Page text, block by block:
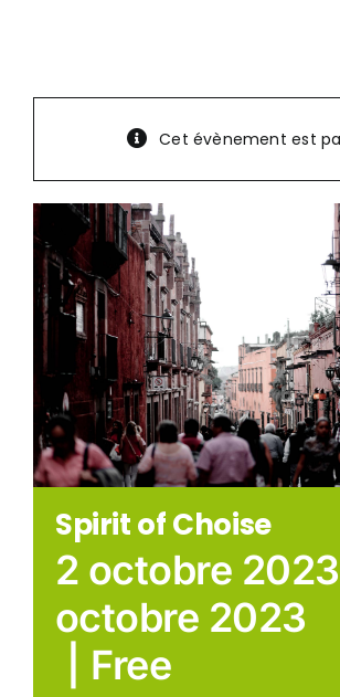
Cet évènement est
Spirit of Choise
2 octobre 2023
octobre 2023
Free